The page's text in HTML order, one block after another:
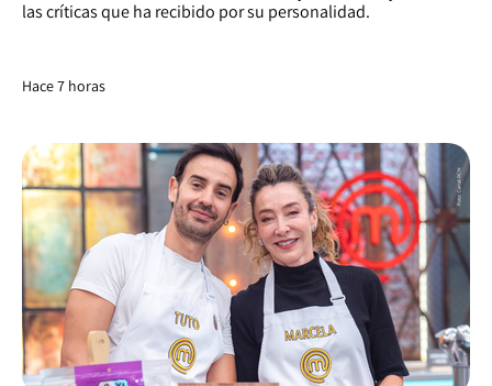
las críticas que ha recibido por su personalidad.
Hace 7 horas